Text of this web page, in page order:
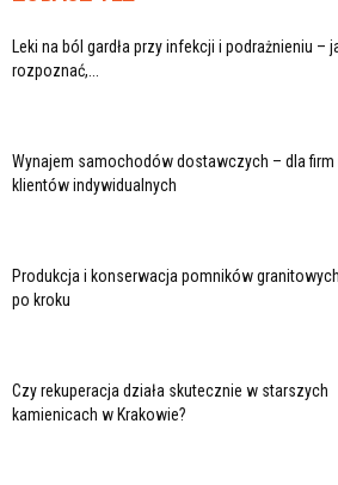
Leki na ból gardła przy infekcji i podrażnieniu –
rozpoznać,...
Wynajem samochodów dostawczych – dla firm
klientów indywidualnych
Produkcja i konserwacja pomników
po kroku
Czy rekuperacja działa skutecznie w starszych
kamienicach w Krakowie?